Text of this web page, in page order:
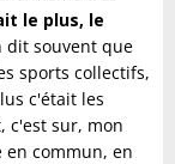
le plus, le
dit souvent que
sports collectifs,
c'était les
c'est sur, mon
en commun, en